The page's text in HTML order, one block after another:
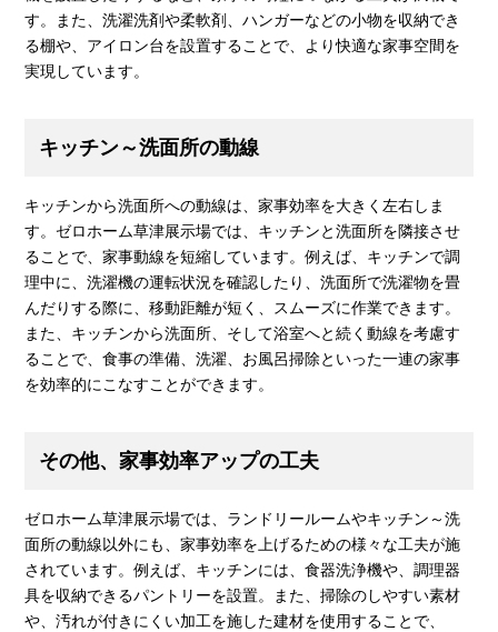
す。また、洗濯洗剤や柔軟剤、ハンガーなどの小物を収納でき
る棚や、アイロン台を設置することで、より快適な家事空間を
実現しています。
キッチン～洗面所の動線
キッチンから洗面所への動線は、家事効率を大きく左右しま
す。ゼロホーム草津展示場では、キッチンと洗面所を隣接させ
ることで、家事動線を短縮しています。例えば、キッチンで調
理中に、洗濯機の運転状況を確認したり、洗面所で洗濯物を畳
んだりする際に、移動距離が短く、スムーズに作業できます。
また、キッチンから洗面所、そして浴室へと続く動線を考慮す
ることで、食事の準備、洗濯、お風呂掃除といった一連の家事
を効率的にこなすことができます。
その他、家事効率アップの工夫
ゼロホーム草津展示場では、ランドリールームやキッチン～洗
面所の動線以外にも、家事効率を上げるための様々な工夫が施
されています。例えば、キッチンには、食器洗浄機や、調理器
具を収納できるパントリーを設置。また、掃除のしやすい素材
や、汚れが付きにくい加工を施した建材を使用することで、